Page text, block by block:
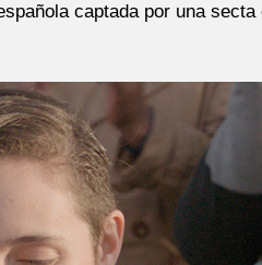
captada por una